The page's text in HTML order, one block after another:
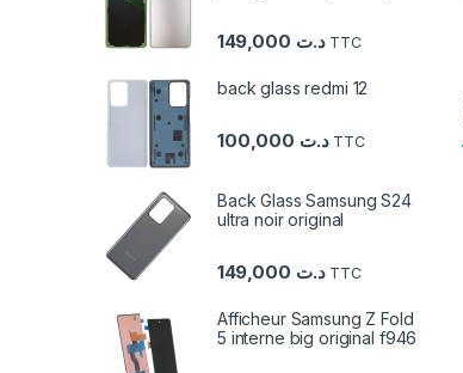
د.ت TTC
back glass redmi 12
د.ت TTC
Back Glass Samsung S24
ultra noir original
د.ت TTC
Afficheur Samsung Z Fold
5 interne big original f946